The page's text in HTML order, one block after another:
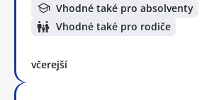
Vhodné také pro absolventy
Vhodné také pro rodiče
včerejší